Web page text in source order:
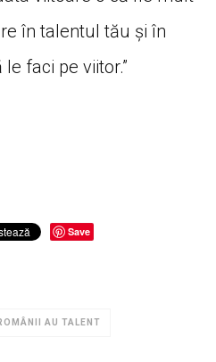
în talentul tău și în
faci pe viitor.”
Save
AU TALENT